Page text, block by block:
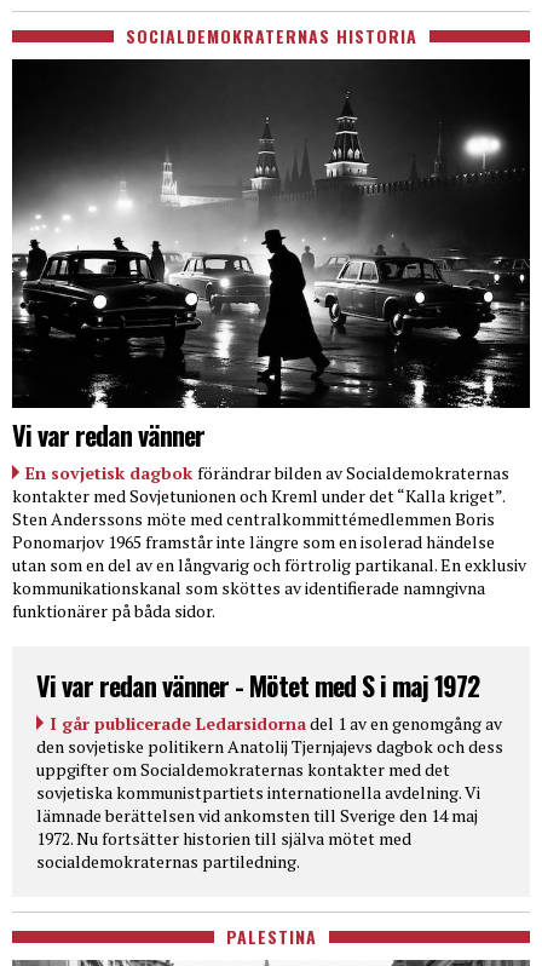
SOCIALDEMOKRATERNAS HISTORIA
Vi var redan vänner
En sovjetisk dagbok förändrar bilden av Socialdemokraternas
kontakter med Sovjetunionen och Kreml under det “Kalla kriget”.
Sten Anderssons möte med centralkommittémedlemmen Boris
Ponomarjov 1965 framstår inte längre som en isolerad händelse
utan som en del av en långvarig och förtrolig partikanal. En exklusiv
kommunikationskanal som sköttes av identifierade namngivna
funktionärer på båda sidor.
Vi var redan vänner - Mötet med S i maj 1972
I går publicerade Ledarsidornadel 1 av en genomgång av
den sovjetiske politikern Anatolij Tjernjajevs dagbok och dess
uppgifter om Socialdemokraternas kontakter med det
sovjetiska kommunistpartiets internationella avdelning. Vi
lämnade berättelsen vid ankomsten till Sverige den 14 maj
1972. Nu fortsätter historien till själva mötet med
socialdemokraternas partiledning.
PALESTINA